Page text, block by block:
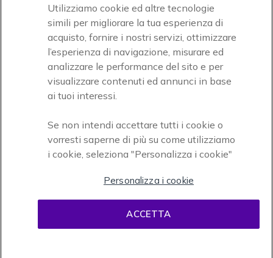
Icon
Paga facilmente ed in assoluta sicurezza
Accettiamo
Utilizziamo cookie ed altre tecnologie
simili per migliorare la tua esperienza di
acquisto, fornire i nostri servizi, ottimizzare
l’esperienza di navigazione, misurare ed
analizzare le performance del sito e per
visualizzare contenuti ed annunci in base
ai tuoi interessi.
Se non intendi accettare tutti i cookie o
vorresti saperne di più su come utilizziamo
i cookie, seleziona "Personalizza i cookie"
Personalizza i cookie
ACCETTA